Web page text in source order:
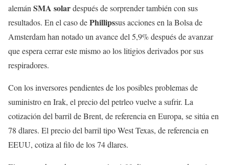
alemán SMA solardespués de sorprender también con sus
resultados. En el caso dePhillipssus acciones en la Bolsa de
Amsterdam han notado un avance del 5,9% después de avanzar
que espera cerrar este mismo ao los litigios derivados por sus
respiradores.
Con los inversores pendientes de los posibles problemas de
suministro en Irak, el precio del petrleo vuelve a sufrir. La
cotización del barril de Brent, de referencia en Europa, se sitúa en
78 dlares. El precio del barril tipo West Texas, de referencia en
EEUU, cotiza al filo de los 74 dlares.